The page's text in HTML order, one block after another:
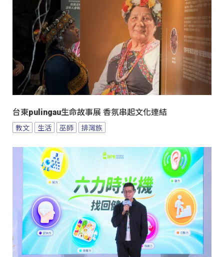
台東pulingau生命故事展 香氛串起文化連結
教文 生活 巫師 排灣族